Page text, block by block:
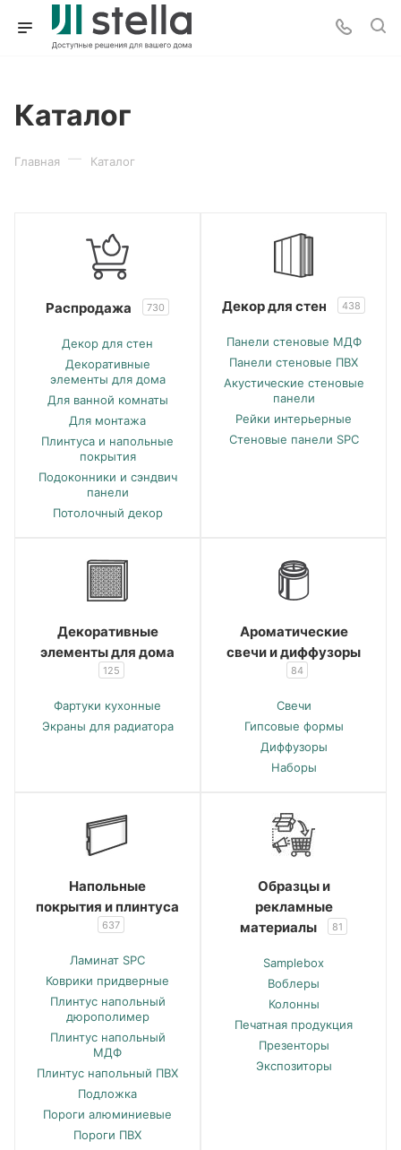
Каталог
Главная — Каталог
Распродажа 730
Декор для стен
Декоративные
элементы для дома
Для ванной комнаты
Для монтажа
Плинтуса и напольные
покрытия
Подоконники и сэндвич
панели
Потолочный декор
Декор для стен 438
Панели стеновые МДФ
Панели стеновые ПВХ
Акустические стеновые
панели
Рейки интерьерные
Стеновые панели SPC
Декоративные
элементы для дома
125
Фартуки кухонные
Экраны для радиатора
Ароматические
свечи и диффузоры
84
Свечи
Гипсовые формы
Диффузоры
Наборы
Напольные
покрытия и плинтуса
637
Ламинат SPC
Коврики придверные
Плинтус напольный
дюрополимер
Плинтус напольный
МДФ
Плинтус напольный ПВХ
Подложка
Пороги алюминиевые
Пороги ПВХ
Образцы и
рекламные
материалы
81
Samplebox
Воблеры
Колонны
Печатная продукция
Презенторы
Экспозиторы